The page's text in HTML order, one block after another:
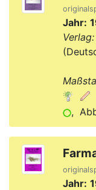
Jahr:
Verlag:
,
Jahr: